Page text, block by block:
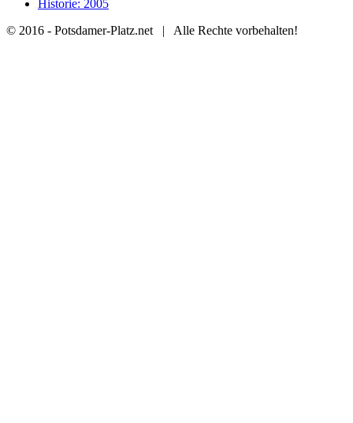
Historie: 2005
© 2016 - Potsdamer-Platz.net | Alle Rechte vorbehalten!